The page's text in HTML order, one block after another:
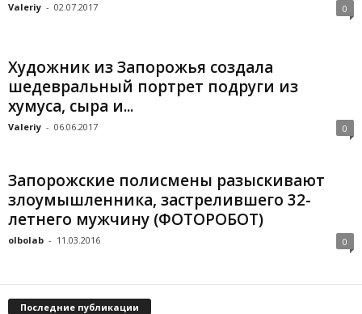
Valeriy - 02.07.2017 0
Художник из Запорожья создала
шедевральный портрет подруги из
хумуса, сыра и...
Valeriy - 06.06.2017 0
Запорожские полисмены разыскивают
злоумышленника, застрелившего 32-
летнего мужчину (ФОТОРОБОТ)
olbolab - 11.03.2016 0
Последние публикации